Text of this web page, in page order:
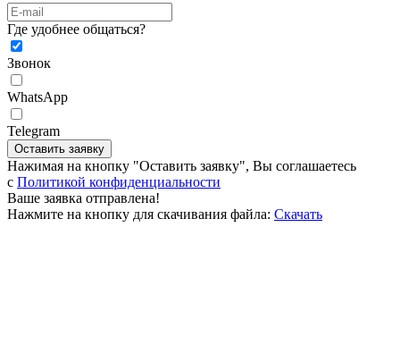
Где удобнее общаться?
Звонок
WhatsApp
Telegram
Оставить заявку
Нажимая на кнопку "Оставить заявку", Вы соглашаетесь
c Политикой конфиденциальности
Ваше заявка отправлена!
Нажмите на кнопку для скачивания файла: Скачать